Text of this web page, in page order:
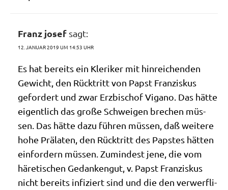
Franz josef sagt:
12. JANUAR 2019 UM 14:53 UHR
Es hat bereits ein Kle­ri­ker mit hin­rei­chen­den
Gewicht, den Rück­tritt von Papst Fran­zis­kus
gefor­dert und zwar Erz­bi­schof Vig­a­no. Das hät­te
eigent­lich das gro­ße Schwei­gen bre­chen müs­
sen. Das hät­te dazu füh­ren müs­sen, daß wei­te­re
hohe Prä­la­ten, den Rück­tritt des Pap­stes hät­ten
ein­for­dern müs­sen. Zumin­dest jene, die vom
häre­ti­schen Gedan­ken­gut, v. Papst Fran­zis­kus
nicht bereits infi­ziert sind und die den ver­werf­li­